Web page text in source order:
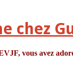
chez
vous avez